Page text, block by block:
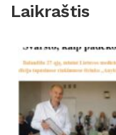
Laikraštis